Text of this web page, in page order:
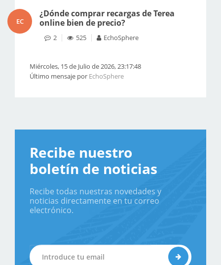
EC
¿Dónde comprar recargas de Terea
online bien de precio?
2 525 EchoSphere
Miércoles, 15 de Julio de 2026, 23:17:48
Último mensaje por EchoSphere
Recibe nuestro
boletín de noticias
Recibe todas nuestras novedades y
noticias directamente en tu correo
electrónico.